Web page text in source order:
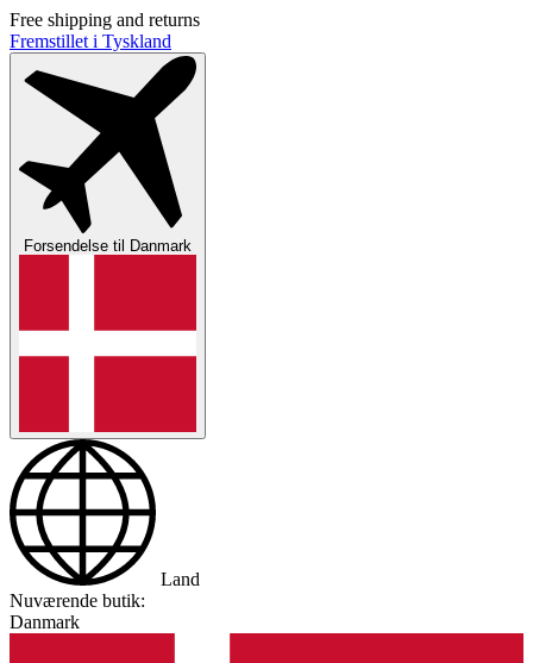
Free shipping and returns
Fremstillet i Tyskland
Forsendelse til Danmark
Land
Nuværende butik:
Danmark